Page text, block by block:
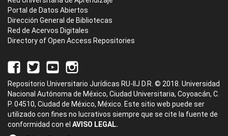
Portal de Datos Abiertos
Dirección General de Bibliotecas
Red de Acervos Digitales
Directory of Open Access Repositories
Repositorio Universitario Jurídicas RU-IIJ D.R. © 2018. Universidad
Nacional Autónoma de México, Ciudad Universitaria, Coyoacán, C.
P. 04510, Ciudad de México, México. Este sitio web puede ser
utilizado con fines no lucrativos siempre que se cite la fuente de
conformidad con el AVISO LEGAL.